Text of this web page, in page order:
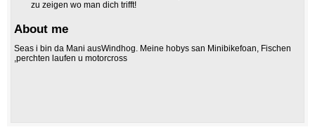
zu zeigen wo man dich trifft!
About me
Seas i bin da Mani ausWindhog. Meine hobys san Minibikefoan, Fischen
,perchten laufen u motorcross